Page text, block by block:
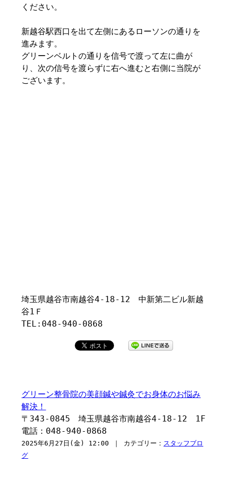
ください。
新越谷駅西口を出て左側にあるローソンの通りを
進みます。
グリーンベルトの通りを信号で渡って左に曲が
り、次の信号を渡らずに右へ進むと右側に当院が
ございます。
埼玉県越谷市南越谷4-18-12 中新第二ビル新越
谷1Ｆ
TEL:048-940-0868
グリーン整骨院の美顔鍼や鍼灸でお身体のお悩み
解決！
〒343-0845 埼玉県越谷市南越谷4-18-12 1F
電話：048-940-0868
2025年6月27日(金) 12:00 ｜ カテゴリー： スタッフブロ
グ